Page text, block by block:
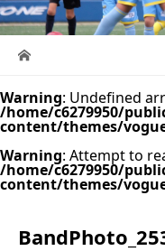
Warning: Undefined
/home/c6279950/
content/themes/
Warning: Attempt to
/home/c6279950/
content/themes/